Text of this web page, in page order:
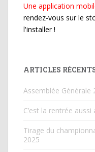
Une application
rendez-vous sur le
l'installer !
ARTICLES
Assemblée Générale
C’est la rentrée aussi
Tirage du
2025